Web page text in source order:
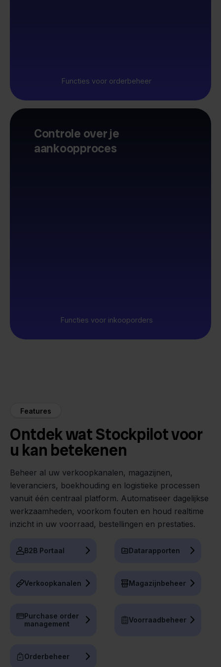
Functies voor orderbeheer
Controle over je
aankoopproces
Functies voor inkooporders
Features
Ontdek wat Stockpilot voor
u kan betekenen
Beheer al uw verkoopkanalen, magazijnen,
leveranciers, boekhouding en logistieke processen
vanuit één centraal platform. Automatiseer dagelijkse
werkzaamheden, voorkom fouten en houd realtime
inzicht in uw voorraad, bestellingen en prestaties.
B2B Portaal Datarapporten
Verkoopkanalen Magazijnbeheer
Purchase order
management
Voorraadbeheer
Orderbeheer